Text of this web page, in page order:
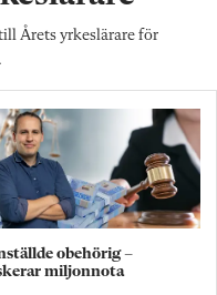
Årets yrkeslärare för
obehörig –
miljonnota